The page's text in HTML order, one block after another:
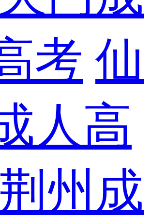
考 仙
人高
荆州成